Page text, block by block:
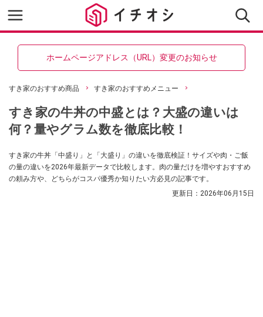
ホームページアドレス（URL）変更のお知らせ
すき家のおすすめ商品 すき家のおすすめメニュー
すき家の牛丼の中盛とは？大盛の違いは
何？量やグラム数を徹底比較！
すき家の牛丼「中盛り」と「大盛り」の違いを徹底検証！サイズや肉・ご飯
の量の違いを2026年最新データで比較します。肉の量だけを増やすおすすめ
の頼み方や、どちらがコスパ優秀か知りたい方必見の記事です。
更新日： 2026年06月15日